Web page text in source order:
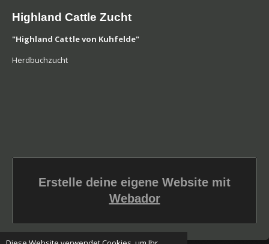
Highland Cattle Zucht
"Highland Cattle von Kuhfelde"
Herdbuchzucht
Erstelle deine eigene Website mit
Webador